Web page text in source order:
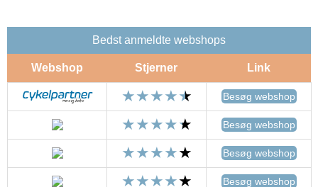
Bedst anmeldte webshops
Webshop Stjerner Link
Besøg webshop
Besøg webshop
Besøg webshop
Besøg webshop